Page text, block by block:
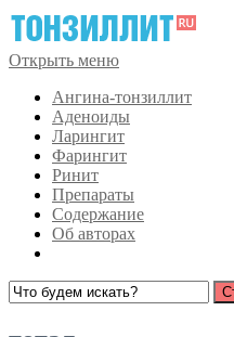
Открыть меню
Ангина-тонзиллит
Аденоиды
Ларингит
Фарингит
Ринит
Препараты
Содержание
Об авторах